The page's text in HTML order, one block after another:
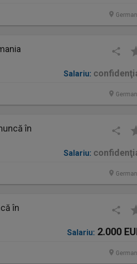
Salariu:
în
Salariu:
în
Salariu: 2.000